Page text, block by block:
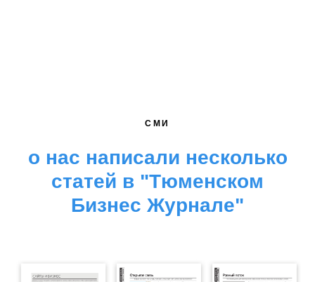
СМИ
о нас написали несколько
статей в "Тюменском
Бизнес Журнале"